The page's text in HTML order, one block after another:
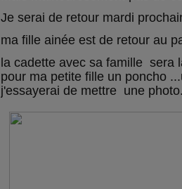
Je serai de retour mardi
ma fille ainée est de retour au
la cadette avec sa famille sera
pour ma petite fille un poncho
j'essayerai de mettre une